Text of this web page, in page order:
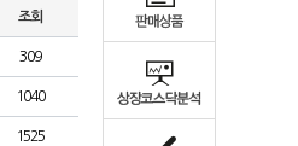
조회
309
1040
1525